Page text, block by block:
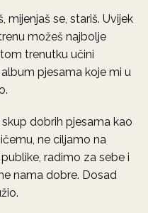
mijenjaš se, stariš. Uvijek
možeš najbolje
trenutku učini
pjesama koje mi u
dobrih pjesama kao
ne ciljamo na
radimo za sebe i
nama dobre. Dosad